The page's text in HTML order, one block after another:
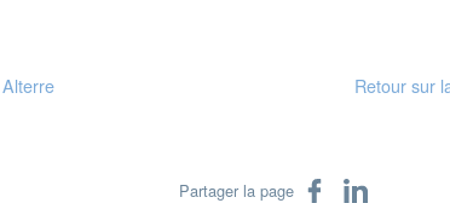
Retour sur
Partager la page Partager sur Facebook
Partager sur